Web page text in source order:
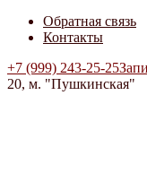
Обратная связь
Контакты
+7 (999) 243-25-25
20, м. "Пушкинская"